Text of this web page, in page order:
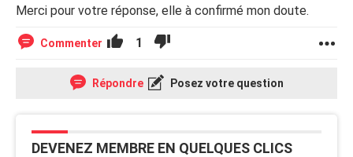
Merci pour votre réponse, elle à confirmé mon doute.
Commenter 1
Répondre Posez votre question
DEVENEZ MEMBRE EN QUELQUES CLICS